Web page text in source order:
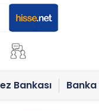
Bankası